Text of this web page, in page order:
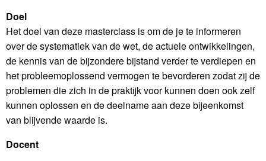
Doel
Het doel van deze masterclass is om de je te informeren
over de systematiek van de wet, de actuele ontwikkelingen,
de kennis van de bijzondere bijstand verder te verdiepen en
het probleemoplossend vermogen te bevorderen zodat zij de
problemen die zich in de praktijk voor kunnen doen ook zelf
kunnen oplossen en de deelname aan deze bijeenkomst
van blijvende waarde is.
Docent